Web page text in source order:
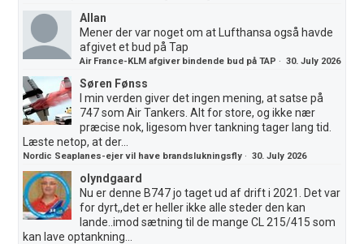
Allan
Mener der var noget om at Lufthansa også havde
afgivet et bud på Tap
Air France-KLM afgiver bindende bud på TAP ·30. July 2026
Søren Fønss
I min verden giver det ingen mening, at satse på
747 som Air Tankers. Alt for store, og ikke nær
præcise nok, ligesom hver tankning tager lang tid.
Læste netop, at der...
Nordic Seaplanes-ejer vil have brandslukningsfly ·30. July 2026
olyndgaard
Nu er denne B747 jo taget ud af drift i 2021. Det var
for dyrt,,det er heller ikke alle steder den kan
lande..imod sætning til de mange CL 215/415 som
kan lave optankning...